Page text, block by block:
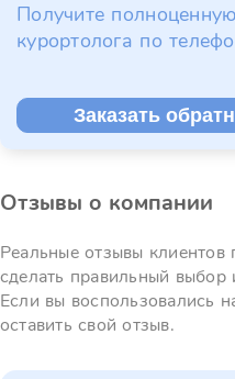
Получите
курортолога по
Заказать
Отзывы о компании
Реальные отзывы клиентов
сделать правильный
Если вы воспользовались
оставить свой отзыв.